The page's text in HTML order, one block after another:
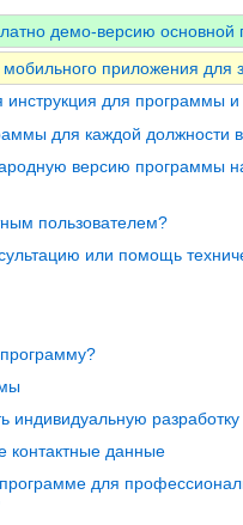
демо-версию
приложения для
инструкция для программы
для каждой должности
версию программы
пользователем?
или помощь
программу?
индивидуальную разработку
контактные данные
для